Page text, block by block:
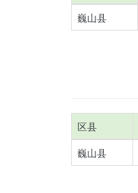
巍山县
区县
巍山县